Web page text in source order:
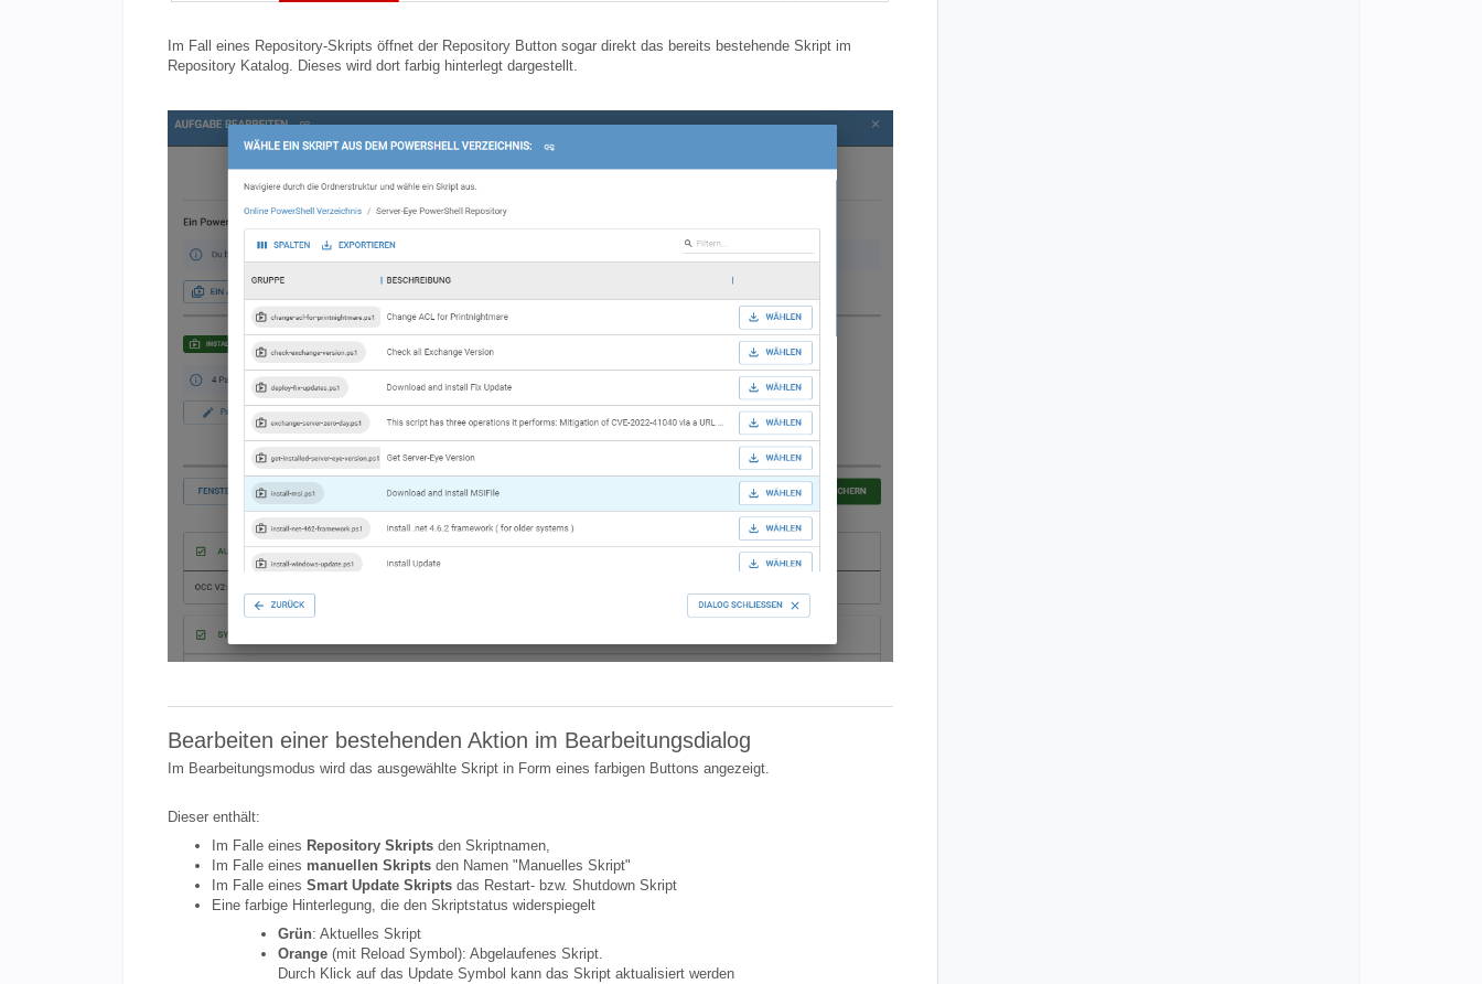
Im Fall eines Repository-Skripts öffnet der Repository Button sogar direkt das bereits bestehende Skript im
Repository Katalog. Dieses wird dort farbig hinterlegt dargestellt.
Bearbeiten einer bestehenden Aktion im Bearbeitungsdialog
Im Bearbeitungsmodus wird das ausgewählte Skript in Form eines farbigen Buttons angezeigt.
Dieser enthält:
Im Falle eines Repository Skripts den Skriptnamen,
Im Falle eines manuellen Skripts den Namen "Manuelles Skript"
Im Falle eines Smart Update Skripts das Restart- bzw. Shutdown Skript
Eine farbige Hinterlegung, die den Skriptstatus widerspiegelt
Grün: Aktuelles Skript
Orange (mit Reload Symbol): Abgelaufenes Skript.
Durch Klick auf das Update Symbol kann das Skript aktualisiert werden